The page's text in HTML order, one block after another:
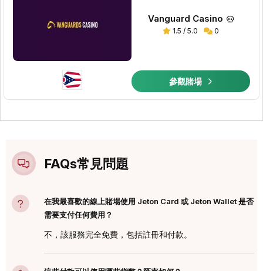
Vanguard Casino
1.5 / 5.0 0
參觀賭場
FAQs常⾒問題
在我最喜歡的線上賭場使用 Jeton Card 或 Jeton Wallet 是否
需要支付任何費用？
不，該服務完全免費，包括註冊和付款。